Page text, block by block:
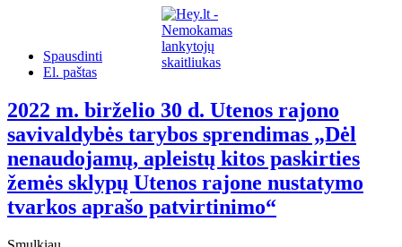
Spausdinti
El. paštas
2022 m. birželio 30 d. Utenos rajono
savivaldybės tarybos sprendimas „Dėl
nenaudojamų, apleistų kitos paskirties
žemės sklypų Utenos rajone nustatymo
tvarkos aprašo patvirtinimo“